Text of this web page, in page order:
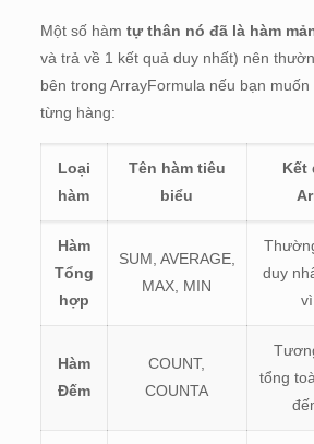
Một số hàm tự thân nó đã là hàm
và trả về 1 kết quả duy nhất) nên
bên trong ArrayFormula nếu bạn
từng hàng:
Loại
hàm
Tên hàm tiêu
biểu
Kết
Hàm
Tổng
hợp
SUM, AVERAGE,
MAX, MIN
duy
Hàm
Đếm
COUNT,
COUNTA
tổng